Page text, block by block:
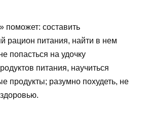
поможет: составить
рацион питания, найти в нем
попасться на удочку
питания, научиться
продукты; разумно похудеть, не